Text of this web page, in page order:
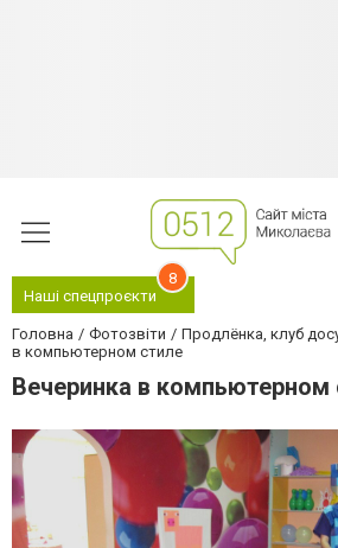
Наші спецпроєкти
8
Головна Фотозвіти Продлёнка, клуб
в компьютерном стиле
Вечеринка в компьютерном